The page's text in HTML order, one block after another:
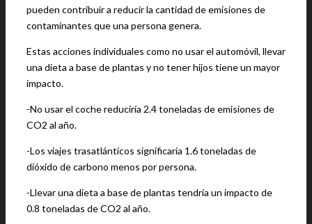
pueden contribuir a reducir la cantidad de emisiones de
contaminantes que una persona genera.
Estas acciones individuales como no usar el automóvil, llevar
una dieta a base de plantas y no tener hijos tiene un mayor
impacto.
-No usar el coche reduciría 2.4 toneladas de emisiones de
CO2 al año.
-Los viajes trasatlánticos significaría 1.6 toneladas de
dióxido de carbono menos por persona.
-Llevar una dieta a base de plantas tendría un impacto de
0.8 toneladas de CO2 al año.